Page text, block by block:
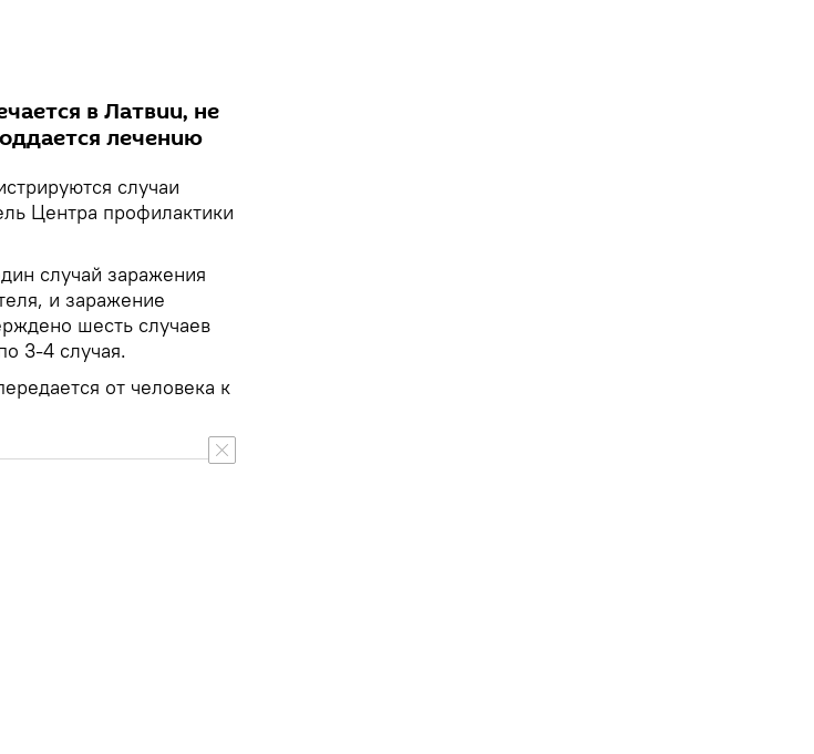
в Латвии, не
лечению
случаи
Центра профилактики
случай заражения
и заражение
шесть случаев
3-4 случая.
от человека к